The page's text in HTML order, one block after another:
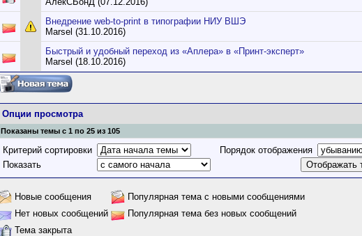
Внедрение web-to-print в типографии НИУ ВШЭ
Marsel (31.10.2016)
Быстрый и удобный переход из «Аплера» в «Принт-эксперт»
Marsel (18.10.2016)
Опции просмотра
Показаны темы с 1 по 25 из 105
Критерий сортировки
Порядок отображения
Показать
Новые сообщения
Популярная тема с новыми сообщениями
Нет новых сообщений
Популярная тема без новых сообщений
Тема закрыта